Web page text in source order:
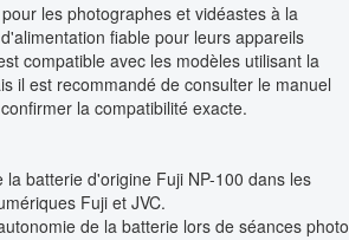
les photographes et vidéastes à la
fiable pour leurs appareils
compatible avec les modèles utilisant la
il est recommandé de consulter le manuel
la compatibilité exacte.
la batterie d'origine Fuji NP-100 dans les
Fuji et JVC.
de la batterie lors de séances photo